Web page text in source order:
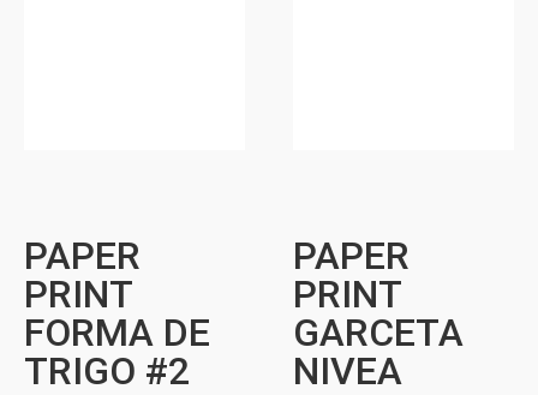
PAPER
PRINT
FORMA DE
TRIGO #2
PAPER
PRINT
GARCETA
NIVEA